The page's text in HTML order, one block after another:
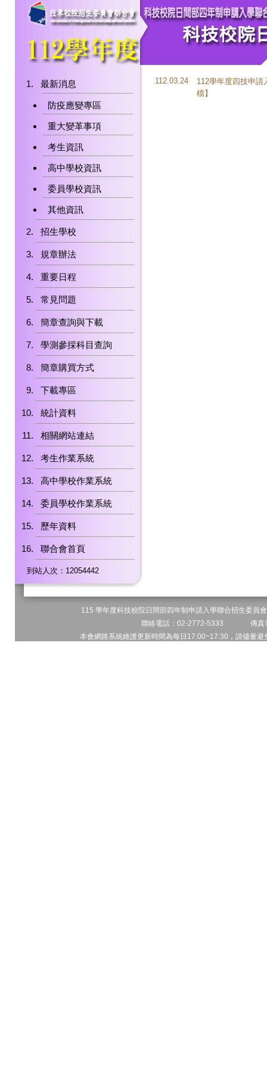
最新消息
防疫應變專區
重大變革事項
考生資訊
高中學校資訊
委員學校資訊
其他資訊
招生學校
規章辦法
重要日程
常見問題
簡章查詢與下載
學測參採科目查詢
簡章購買方式
下載專區
統計資料
相關網站連結
考生作業系統
高中學校作業系統
委員學校作業系統
歷年資料
聯合會首頁
到站人次：12054442
112.03.24
112學年度四技申
檔】
115 學年度科技校院日間部四年制申請入學聯合招生委
聯絡電話：02-2772-5333 傳
本會網路系統維護更新時間為每日17:00~17:30，請儘量